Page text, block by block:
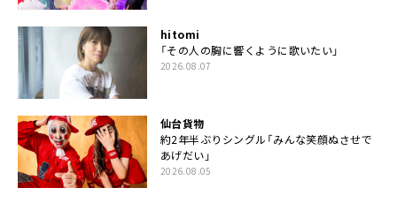
hitomi
「その人の胸に響くように歌いたい」
2026.08.07
仙台貨物
約2年半ぶりシングル「みんな笑顔ぬさせで
あげだい」
2026.08.05